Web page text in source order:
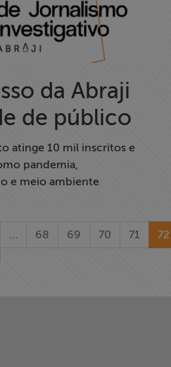
da Abraji
de público
atinge 10 mil inscritos e
pandemia,
e meio ambiente
… 68 69 70 71 72